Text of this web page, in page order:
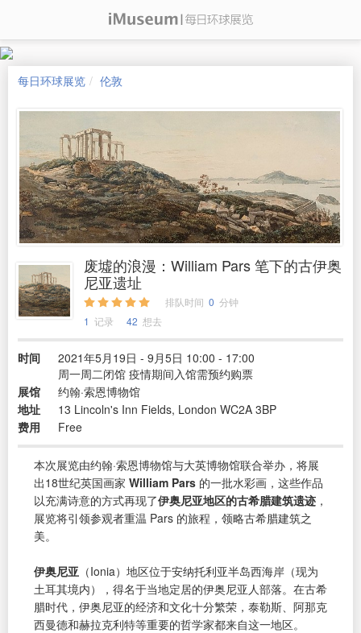
每日环球展览 伦敦
废墟的浪漫：William Pars 笔下的古伊奥
尼亚遗址
排队时间 0 分钟
1 记录 42 想去
时间
2021年5月19日 - 9月5日 10:00 - 17:00
周一周二闭馆 疫情期间入馆需预约购票
展馆
约翰·索恩博物馆
地址
13 Lincoln's Inn Fields, London WC2A 3BP
费用
Free
本次展览由约翰·索恩博物馆与大英博物馆联合举办，将展
出18世纪英国画家 William Pars 的一批水彩画，这些作品
以充满诗意的方式再现了伊奥尼亚地区的古希腊建筑遗迹 ，
展览将引领参观者重温 Pars 的旅程，领略古希腊建筑之
美。
伊奥尼亚 （Ionia）地区位于安纳托利亚半岛西海岸（现为
土耳其境内），得名于当地定居的伊奥尼亚人部落。在古希
腊时代，伊奥尼亚的经济和文化十分繁荣，泰勒斯、阿那克
西曼德和赫拉克利特等重要的哲学家都来自这一地区。